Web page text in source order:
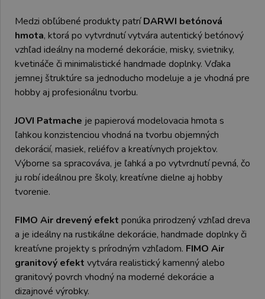
Medzi obľúbené produkty patríDARWI betónová
hmota, ktorá po vytvrdnutí vytvára autentický betónový
vzhľad ideálny na moderné dekorácie, misky, svietniky,
kvetináče či minimalistické handmade doplnky. Vďaka
jemnej štruktúre sa jednoducho modeluje a je vhodná pre
hobby aj profesionálnu tvorbu.
JOVI Patmache je papierová modelovacia hmota s
ľahkou konzistenciou vhodná na tvorbu objemných
dekorácií, masiek, reliéfov a kreatívnych projektov.
Výborne sa spracováva, je ľahká a po vytvrdnutí pevná, čo
ju robí ideálnou pre školy, kreatívne dielne aj hobby
tvorenie.
FIMO Air drevený efekt ponúka prirodzený vzhľad dreva
a je ideálny na rustikálne dekorácie, handmade doplnky či
kreatívne projekty s prírodným vzhľadom. FIMO Air
granitový efekt vytvára realistický kamenný alebo
granitový povrch vhodný na moderné dekorácie a
dizajnové výrobky.